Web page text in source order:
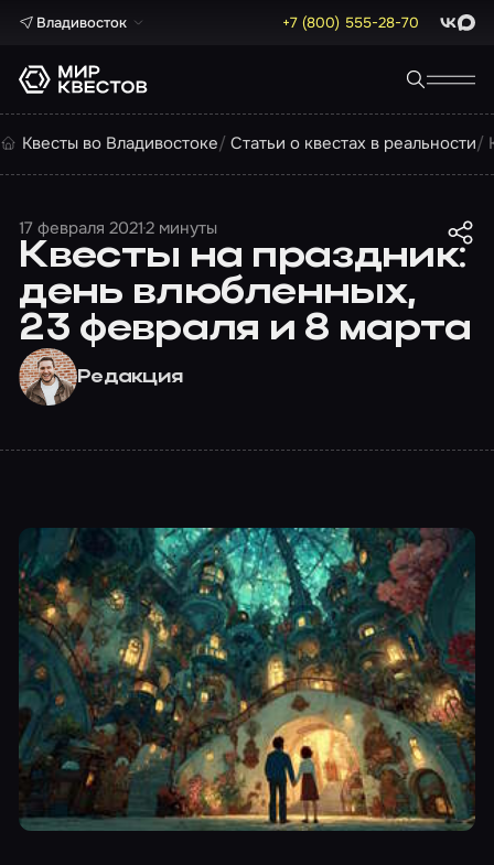
Владивосток +7 (800) 555-28-70 Max
Квесты во Владивостоке Статьи о квестах в реальности
17 февраля 20212 минуты
Квесты на праздник:
день влюбленных,
23 февраля и 8 марта
Редакция